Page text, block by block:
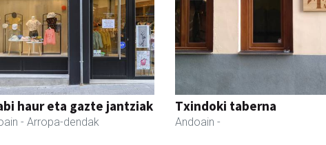
haur eta gazte jantziak
- Arropa-dendak
Txindoki taberna
Andoain -